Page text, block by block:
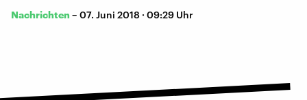
Nachrichten – 07. Juni 2018 · 09:29 Uhr